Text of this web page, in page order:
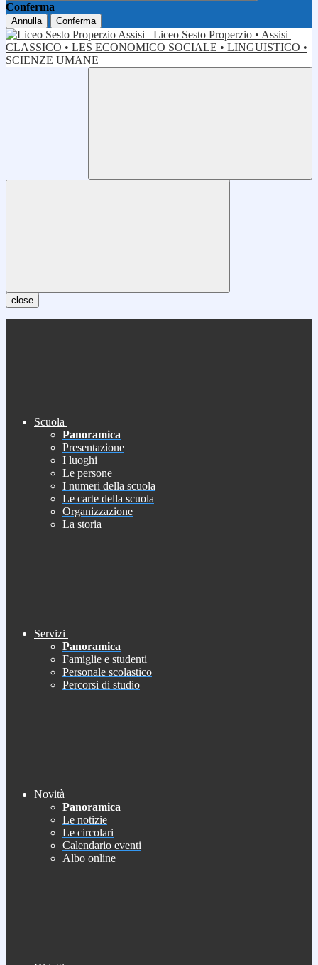
Conferma
Annulla Conferma
Liceo Sesto Properzio • Assisi
CLASSICO • LES ECONOMICO SOCIALE • LINGUISTICO •
SCIENZE UMANE
close
Scuola
Panoramica
Presentazione
I luoghi
Le persone
I numeri della scuola
Le carte della scuola
Organizzazione
La storia
Servizi
Panoramica
Famiglie e studenti
Personale scolastico
Percorsi di studio
Novità
Panoramica
Le notizie
Le circolari
Calendario eventi
Albo online